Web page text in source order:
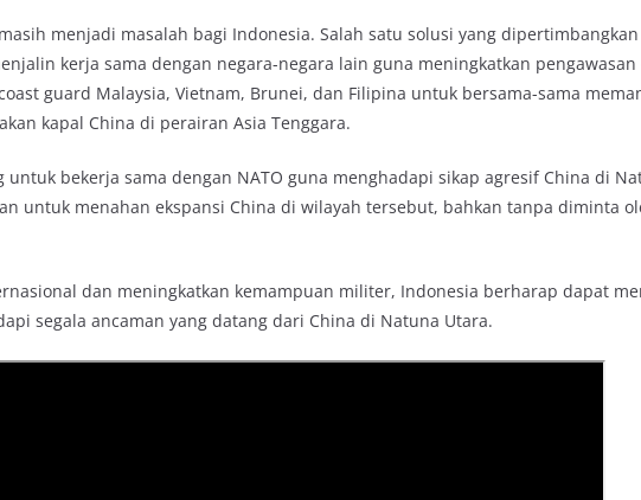
menjadi masalah bagi Indonesia. Salah satu solusi yang
kerja sama dengan negara-negara lain guna meningkatkan
guard Malaysia, Vietnam, Brunei, dan Filipina untuk bersama-sama
kapal China di perairan Asia Tenggara.
bekerja sama dengan NATO guna menghadapi sikap agresif China di
untuk menahan ekspansi China di wilayah tersebut, bahkan tanpa diminta
dan meningkatkan kemampuan militer, Indonesia berharap dapat
segala ancaman yang datang dari China di Natuna Utara.